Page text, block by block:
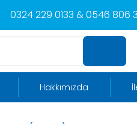
0324 229 0133 & 0546 806
Hakkımızda